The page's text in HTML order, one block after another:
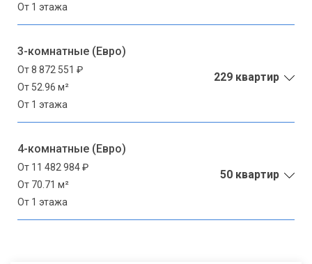
От 1 этажа
3-комнатные (Евро)
От 8 872 551 ₽
От 52.96 м²
От 1 этажа
229 квартир
4-комнатные (Евро)
От 11 482 984 ₽
От 70.71 м²
От 1 этажа
50 квартир